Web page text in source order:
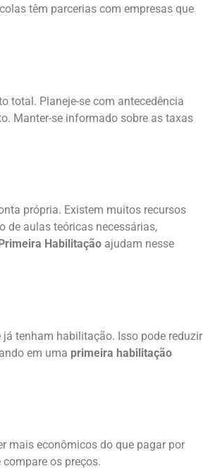
têm parcerias com empresas que
total. Planeje-se com antecedência
Manter-se informado sobre as taxas
própria. Existem muitos recursos
de aulas teóricas necessárias,
Habilitação ajudam nesse
tenham habilitação. Isso pode reduzir
em uma primeira habilitação
mais econômicos do que pagar por
os preços.